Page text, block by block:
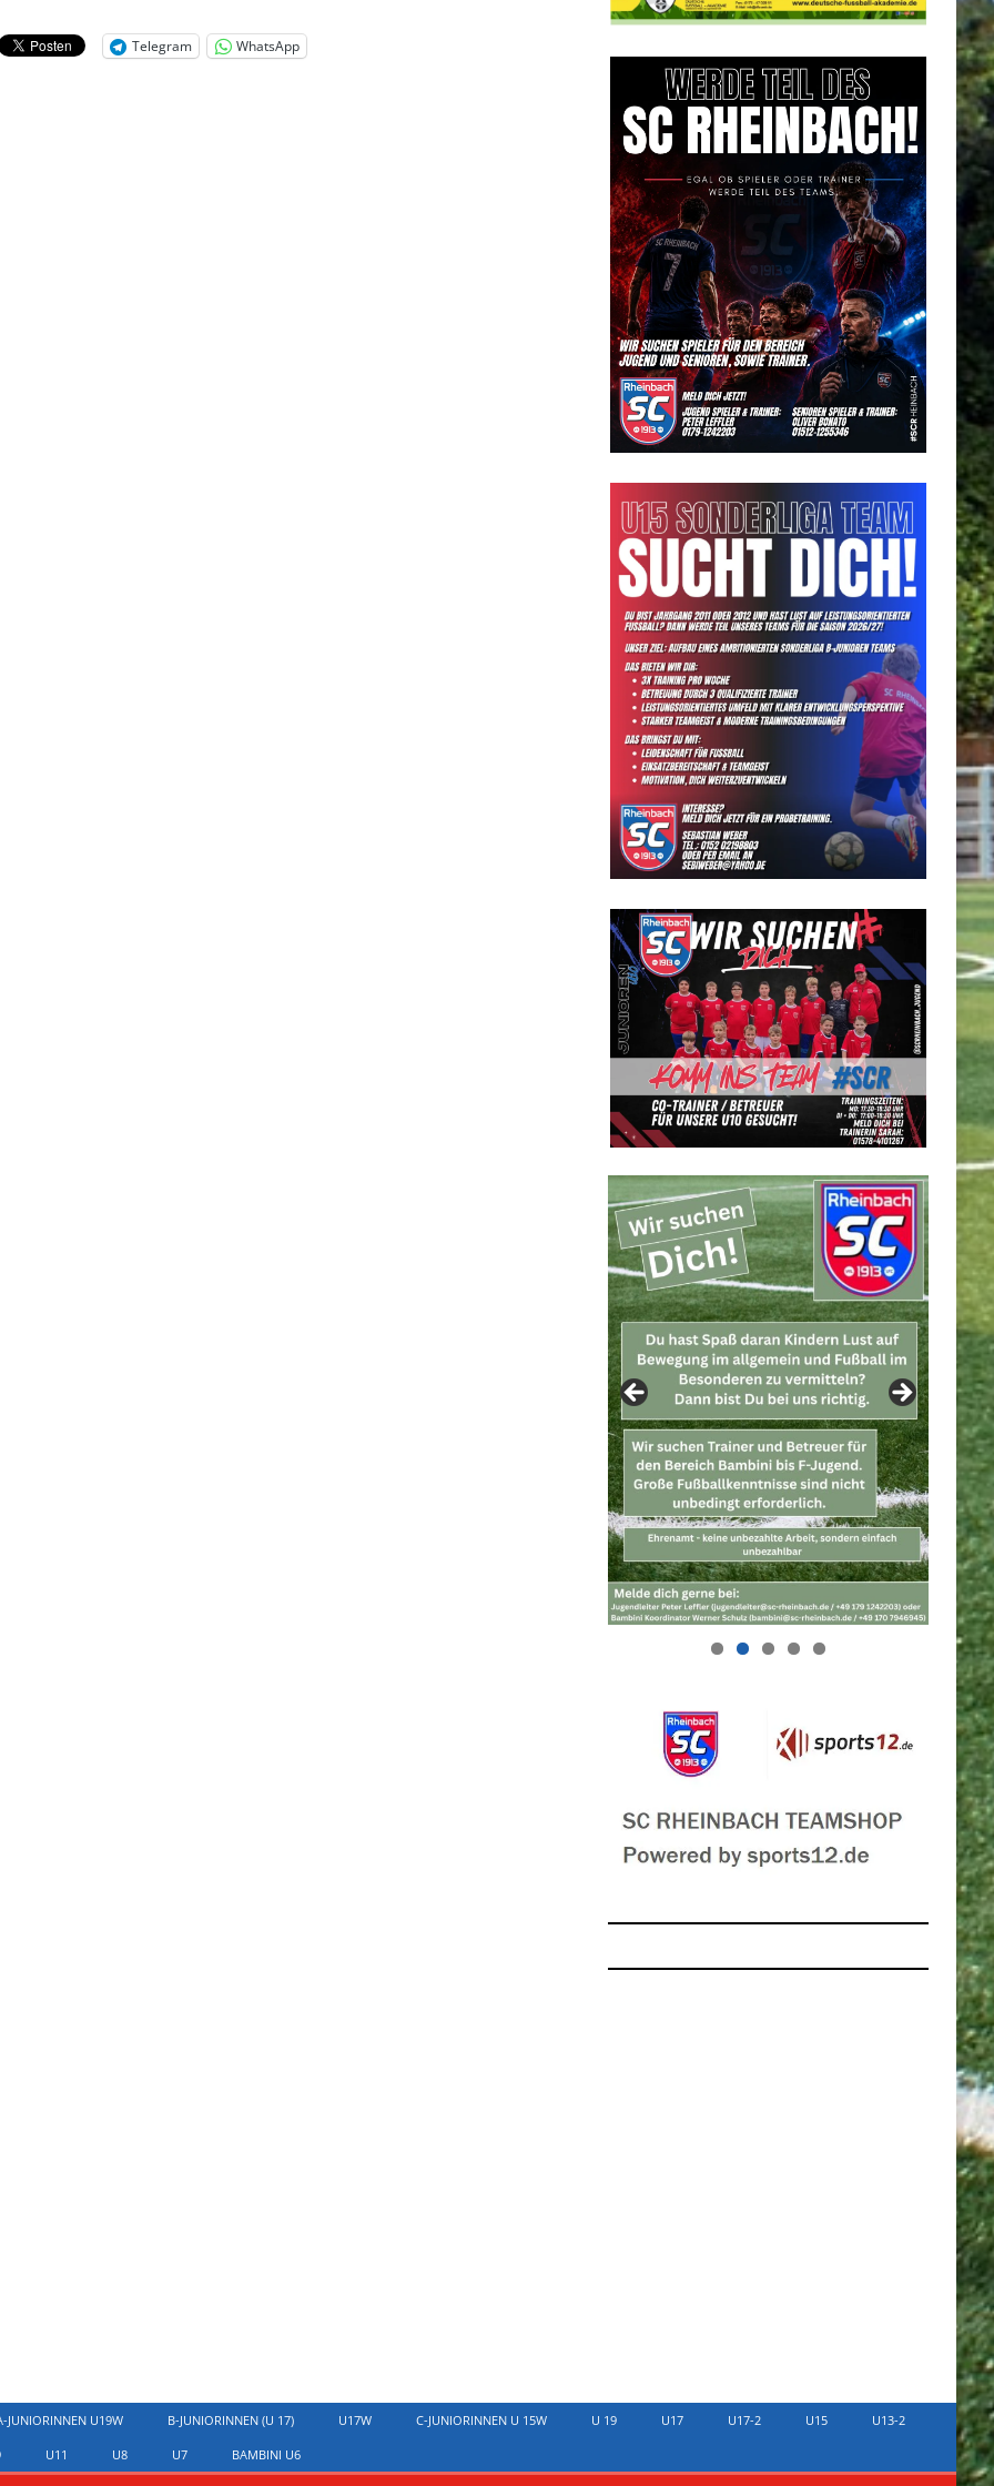
Telegram WhatsApp
JUNIORINNEN U19W B-JUNIORINNEN (U 17) U17W C-JUNIORINNEN U 15W U 19 U17 U17-2 U15 U13-2
U11 U8 U7 BAMBINI U6